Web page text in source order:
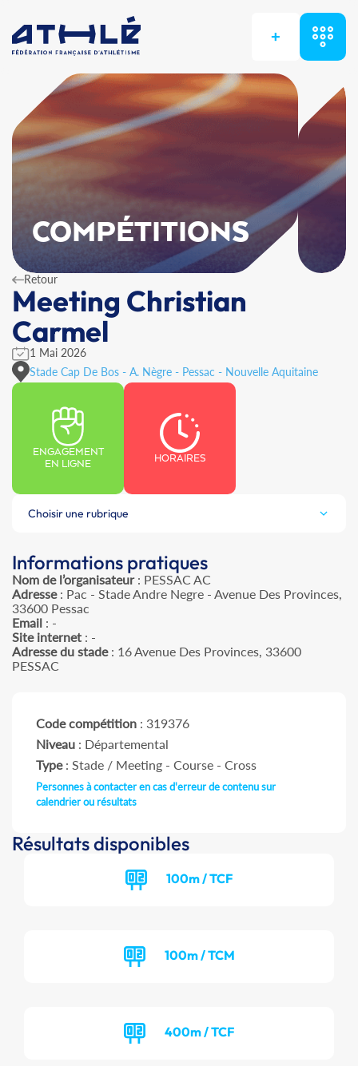
+
COMPÉTITIONS
Retour
Meeting Christian
Carmel
1 Mai 2026
Stade Cap De Bos - A. Nègre - Pessac - Nouvelle Aquitaine
ENGAGEMENT
EN LIGNE
HORAIRES
Choisir une rubrique
Informations pratiques
Nom de l’organisateur: PESSAC AC
Adresse: Pac - Stade Andre Negre - Avenue Des Provinces,
33600 Pessac
Email : -
Site internet : -
Adresse du stade: 16 Avenue Des Provinces, 33600
PESSAC
Code compétition : 319376
Niveau : Départemental
Type: Stade / Meeting - Course - Cross
Personnes à contacter en cas d'erreur de contenu sur
calendrier ou résultats
Résultats disponibles
100m / TCF
100m / TCM
400m / TCF